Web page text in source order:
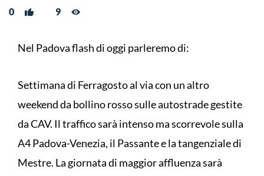
0 9
Nel Padova flash di oggi parleremo di:
Settimana di Ferragosto al via con un altro
weekend da bollino rosso sulle autostrade gestite
da CAV. Il traffico sarà intenso ma scorrevole sulla
A4 Padova-Venezia, il Passante e la tangenziale di
Mestre. La giornata di maggior affluenza sarà